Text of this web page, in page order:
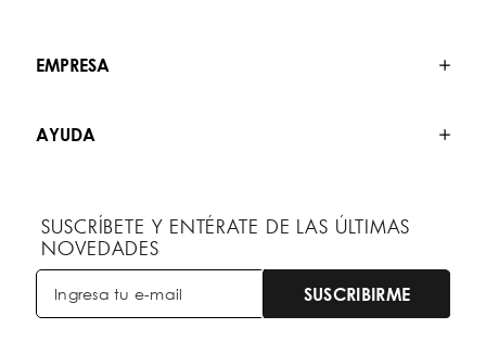
EMPRESA
AYUDA
SUSCRÍBETE Y ENTÉRATE DE LAS ÚLTIMAS
NOVEDADES
SUSCRIBIRME